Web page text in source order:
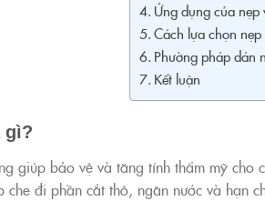
Ứng dụng của nẹp
Cách lựa chọn
Phường pháp dán
Kết luận
gì?
giúp bảo vệ và tăng tính thẩm mỹ cho
đi phần cắt thô, ngăn nước và hạn